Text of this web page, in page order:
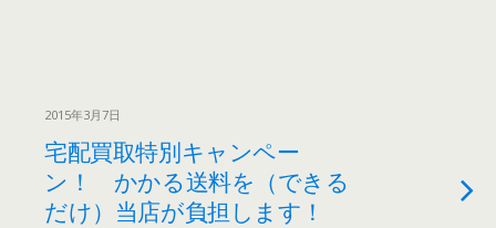
2015年3月7日
宅配買取特別キャンペー
ン！ かかる送料を（できる
だけ）当店が負担します！